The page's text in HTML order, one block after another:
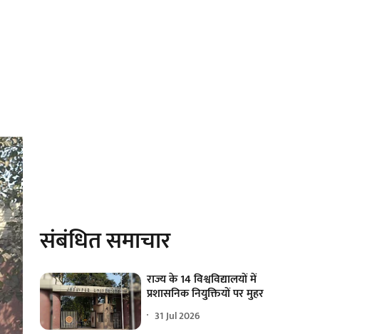
संबंधित समाचार
राज्य के 14 विश्वविद्यालयों में
प्रशासनिक नियुक्तियों पर मुहर
31 Jul 2026